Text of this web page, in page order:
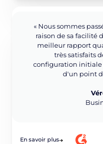
« Nous sommes
raison de sa facilité
meilleur rapport
très satisfaits
configuration initiale
d'un point
En savoir plus